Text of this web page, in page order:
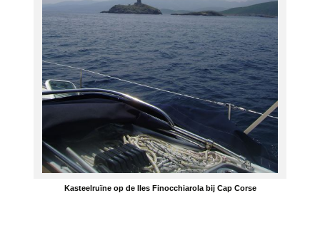
Kasteelruïne op de Iles Finocchiarola bij Cap Corse